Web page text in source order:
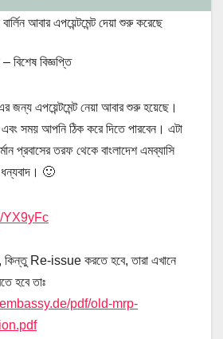
আবার এপয়েন্টমেন্ট দেয়া শুরু করেছে
– বিশেষ বিজ্ঞপ্তি
জন্য এপয়েন্টমেন্ট নেয়া আবার শুরু হয়েছে।
এবং সময় আপনি ঠিক করে দিতে পারবেন। এটা
প্রবাসের তরফ থেকে বাংলাদেশ এমব্যাসি
ধন্যবাদ। 🙂
YX9yFc
Re-issue করতে হবে, তারা এখানে
হবে তাঃ
pdf/old-mrp-